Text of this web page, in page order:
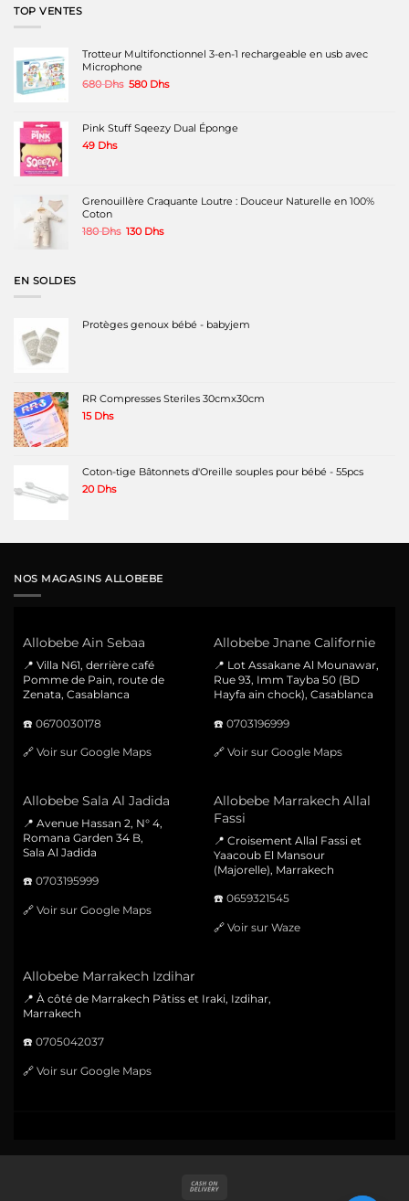
TOP VENTES
Trotteur Multifonctionnel 3-en-1 rechargeable en usb avec
Microphone
680Dhs Le
était :
680 Dhs.
580 DhsLe
est :
580 Dhs.
Pink Stuff Sqeezy Dual Éponge
49 Dhs
Grenouillère Craquante Loutre : Douceur Naturelle en 100%
Coton
180Dhs Le
130 DhsLe
EN SOLDES
Protèges genoux bébé - babyjem
RR Compresses Steriles 30cmx30cm
15 Dhs
Coton-tige Bâtonnets d'Oreille souples pour bébé - 55pcs
20 Dhs
NOS MAGASINS ALLOBEBE
Allobebe Ain Sebaa
📍 Villa N61, derrière café
Pomme de Pain, route de
Zenata, Casablanca
☎️ 0670030178
🔗 Voir sur Google Maps
Allobebe Jnane Californie
📍 Lot Assakane Al Mounawar,
Rue 93, Imm Tayba 50 (BD
Hayfa ain chock), Casablanca
☎️ 0703196999
🔗 Voir sur Google Maps
Allobebe Sala Al Jadida
📍 Avenue Hassan 2, N° 4,
Romana Garden 34 B,
Sala Al Jadida
☎️ 0703195999
🔗 Voir sur Google Maps
Allobebe Marrakech Allal
Fassi
📍 Croisement Allal Fassi et
Yaacoub El Mansour
(Majorelle), Marrakech
☎️ 0659321545
🔗 Voir sur Waze
Allobebe Marrakech Izdihar
📍 À côté de Marrakech Pâtiss et Iraki, Izdihar,
Marrakech
☎️ 0705042037
🔗 Voir sur Google Maps